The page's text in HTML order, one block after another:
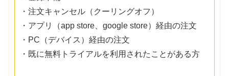
・注文キャンセル（クーリングオフ）
・アプリ（app store、google store）経由の注文
・PC（デバイス）経由の注文
・既に無料トライアルを利用されたことがある方